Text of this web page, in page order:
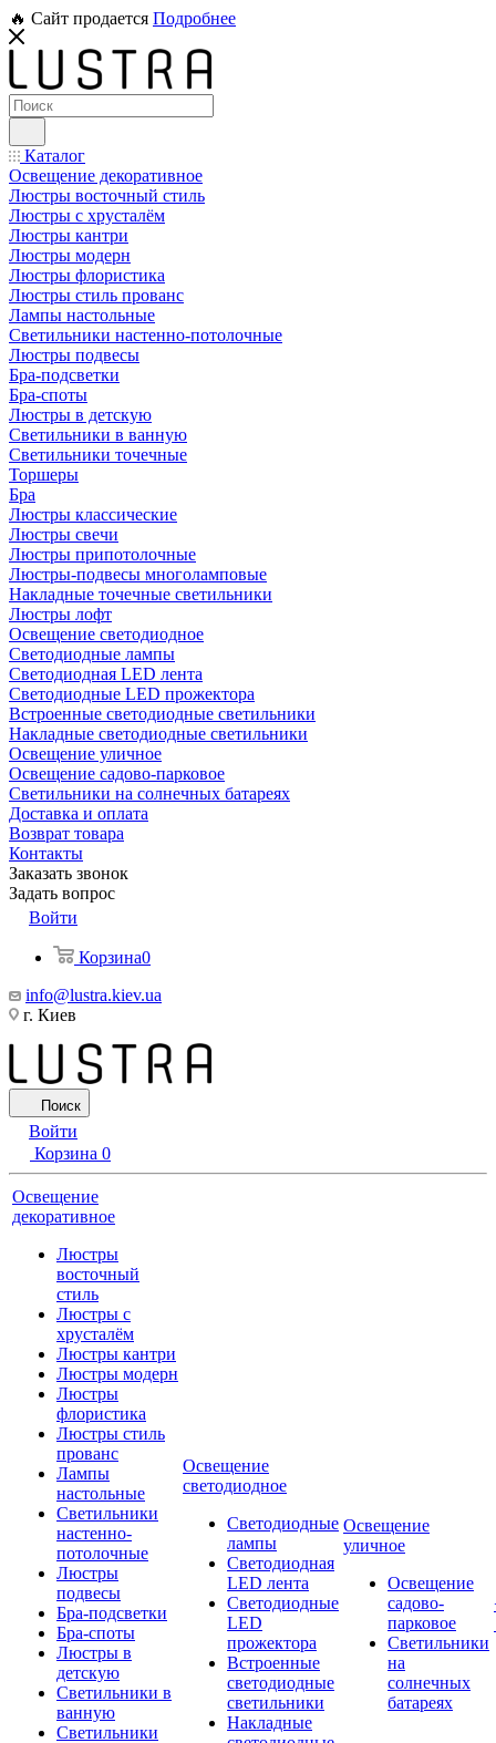
🔥 Сайт продается Подробнее
Каталог
Освещение декоративное
Люстры восточный стиль
Люстры с хрусталём
Люстры кантри
Люстры модерн
Люстры флористика
Люстры стиль прованс
Лампы настольные
Светильники настенно-потолочные
Люстры подвесы
Бра-подсветки
Бра-споты
Люстры в детскую
Светильники в ванную
Светильники точечные
Торшеры
Бра
Люстры классические
Люстры свечи
Люстры припотолочные
Люстры-подвесы многоламповые
Накладные точечные светильники
Люстры лофт
Освещение светодиодное
Светодиодные лампы
Светодиодная LED лента
Светодиодные LED прожектора
Встроенные светодиодные светильники
Накладные светодиодные светильники
Освещение уличное
Освещение садово-парковое
Светильники на солнечных батареях
Доставка и оплата
Возврат товара
Контакты
Заказать звонок
Задать вопрос
Войти
Корзина0
info@lustra.kiev.ua
г. Киев
Поиск
Войти
Корзина 0
Освещение
декоративное
Люстры
восточный
стиль
Люстры с
хрусталём
Люстры кантри
Люстры модерн
Люстры
флористика
Люстры стиль
прованс
Лампы
настольные
Светильники
настенно-
потолочные
Люстры
подвесы
Бра-подсветки
Бра-споты
Люстры в
детскую
Светильники в
ванную
Светильники
Освещение
светодиодное
Светодиодные
лампы
Светодиодная
LED лента
Светодиодные
LED
прожектора
Встроенные
светодиодные
светильники
Накладные
Освещение
уличное
Освещение
садово-
парковое
Светильники
на
солнечных
батареях